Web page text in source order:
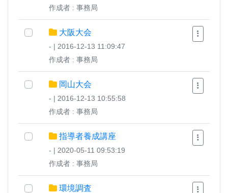
作成者 : 事務局
大阪大会
- | 2016-12-13 11:09:47
作成者 : 事務局
岡山大会
- | 2016-12-13 10:55:58
作成者 : 事務局
指導者養成講座
- | 2020-05-11 09:53:19
作成者 : 事務局
環境調査